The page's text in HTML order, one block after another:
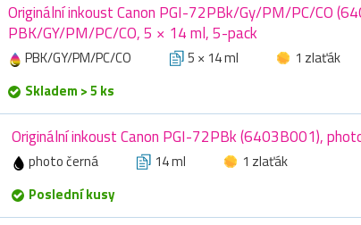
Originální inkoust Canon PGI-72PBk/Gy/PM/PC/CO
PBK/GY/PM/PC/CO, 5 × 14 ml, 5-pack
PBK/GY/PM/PC/CO 5 × 14 ml
1 zlaťák
Skladem > 5 ks
Originální inkoust Canon PGI-72PBk (6403B001),
photo černá 14 ml
1 zlaťák
Poslední kusy